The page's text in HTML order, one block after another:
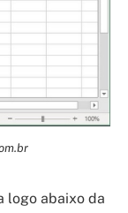
logo abaixo da